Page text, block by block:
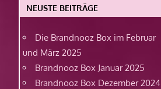
NEUSTE BEITRÄGE
Die Brandnooz Box im Februar
und März 2025
Brandnooz Box Januar 2025
Brandnooz Box Dezember 2024